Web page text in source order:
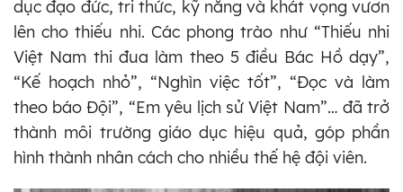
dục đạo đức, tri thức, kỹ năng và khát vọng vươn
lên cho thiếu nhi. Các phong trào như “Thiếu nhi
Việt Nam thi đua làm theo 5 điều Bác Hồ dạy”,
“Kế hoạch nhỏ”, “Nghìn việc tốt”, “Đọc và làm
theo báo Đội”, “Em yêu lịch sử Việt Nam”… đã trở
thành môi trường giáo dục hiệu quả, góp phần
hình thành nhân cách cho nhiều thế hệ đội viên.